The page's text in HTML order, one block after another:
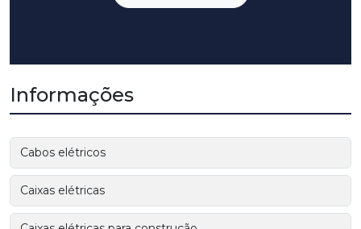
Informações
Cabos elétricos
Caixas elétricas